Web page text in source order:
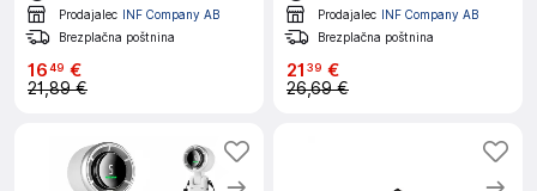
Prodajalec INF Company AB
Brezplačna poštnina
1649 €
21,89 €
Prodajalec INF Company AB
Brezplačna poštnina
21 39 €
26,69 €